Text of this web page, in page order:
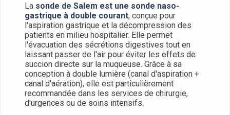
La sonde de Salem est une sonde naso-
gastrique à double courant, conçue pour
l'aspiration gastrique et la décompression des
patients en milieu hospitalier. Elle permet
l'évacuation des sécrétions digestives tout en
laissant passer de l'air pour éviter les effets de
succion directe sur la muqueuse. Grâce à sa
conception à double lumière (canal d'aspiration +
canal d'aération), elle est particulièrement
recommandée dans les services de chirurgie,
d'urgences ou de soins intensifs.